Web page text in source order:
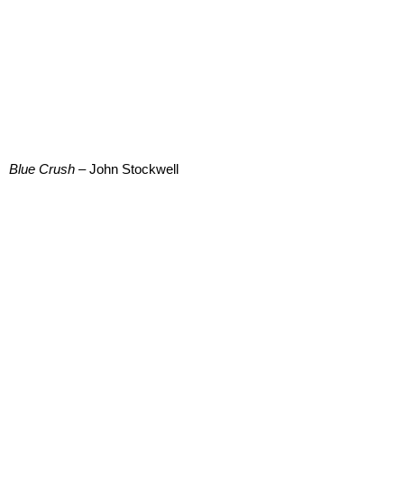
Blue Crush – John Stockwell